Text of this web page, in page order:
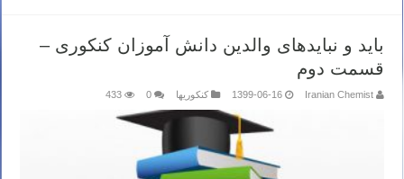
باید و نبایدهای والدین دانش آموزان کنکوری –
قسمت دوم
Iranian Chemist
1399-06-16 کنکوریها 0
433